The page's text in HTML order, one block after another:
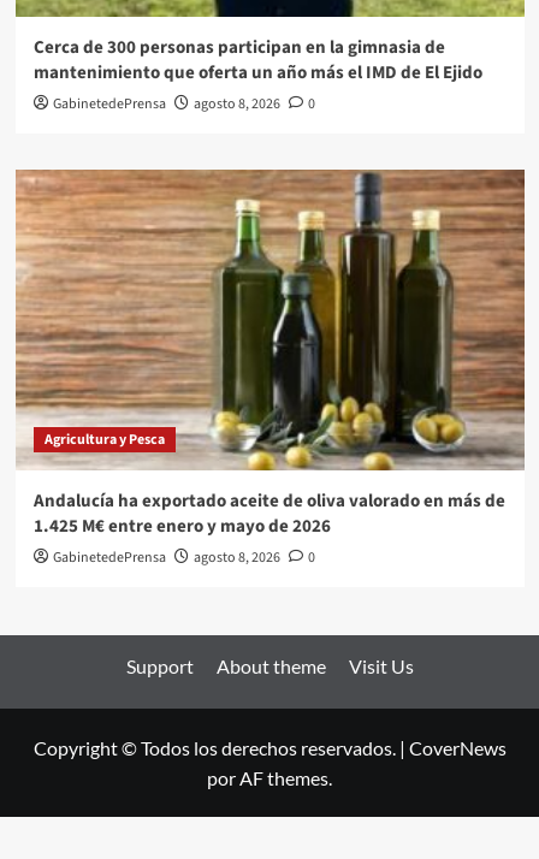
Cerca de 300 personas participan en la gimnasia de
mantenimiento que oferta un año más el IMD de El Ejido
GabinetedePrensa agosto 8, 2026 0
Agricultura y Pesca
Andalucía ha exportado aceite de oliva valorado en más de
1.425 M€ entre enero y mayo de 2026
GabinetedePrensa agosto 8, 2026 0
Support About theme Visit Us
Copyright © Todos los derechos reservados. | CoverNews
por AF themes.